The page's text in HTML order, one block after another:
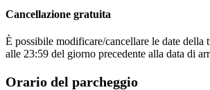
Cancellazione gratuita
È possibile modificare/cancellare le date della
alle 23:59 del giorno precedente alla data di
Orario del parcheggio